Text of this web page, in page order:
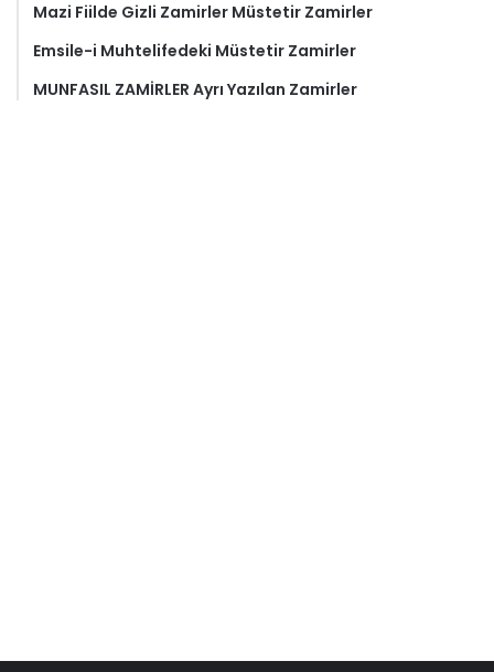
Mazi Fiilde Gizli Zamirler Müstetir Zamirler
Emsile-i Muhtelifedeki Müstetir Zamirler
MUNFASIL ZAMİRLER Ayrı Yazılan Zamirler